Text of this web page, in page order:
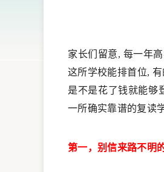
家长们留意, 每一年
这所学校能排首位,
是不是花了钱就能够
一所确实靠谱的复读
第一，别信来路不明